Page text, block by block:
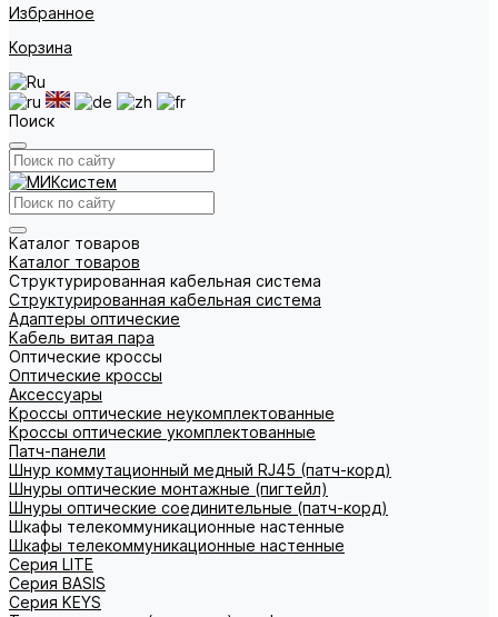
Избранное
Корзина
Поиск
Каталог товаров
Каталог товаров
Структурированная кабельная система
Структурированная кабельная система
Адаптеры оптические
Кабель витая пара
Оптические кроссы
Оптические кроссы
Аксессуары
Кроссы оптические неукомплектованные
Кроссы оптические укомплектованные
Патч-панели
Шнур коммутационный медный RJ45 (патч-корд)
Шнуры оптические монтажные (пигтейл)
Шнуры оптические соединительные (патч-корд)
Шкафы телекоммуникационные настенные
Шкафы телекоммуникационные настенные
Cерия LITE
Cерия BASIS
Cерия KEYS